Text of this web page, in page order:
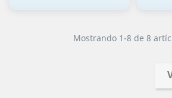
Mostrando 1-8 de 8